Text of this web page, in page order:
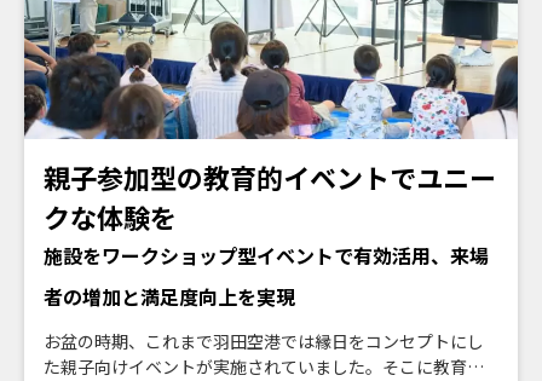
親子参加型の教育的イベントでユニー
クな体験を
施設をワークショップ型イベントで有効活用、来場
者の増加と満足度向上を実現
お盆の時期、これまで羽田空港では縁日をコンセプトにし
た親子向けイベントが実施されていました。そこに教育的